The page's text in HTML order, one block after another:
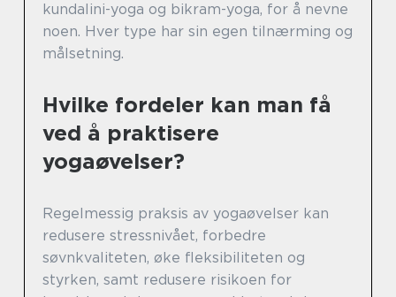
kundalini-yoga og bikram-yoga, for å nevne
noen. Hver type har sin egen tilnærming og
målsetning.
Hvilke fordeler kan man få
ved å praktisere
yogaøvelser?
Regelmessig praksis av yogaøvelser kan
redusere stressnivået, forbedre
søvnkvaliteten, øke fleksibiliteten og
styrken, samt redusere risikoen for